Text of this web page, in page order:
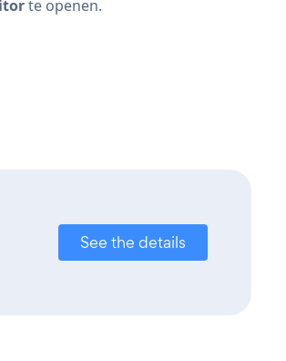
te openen.
See the details